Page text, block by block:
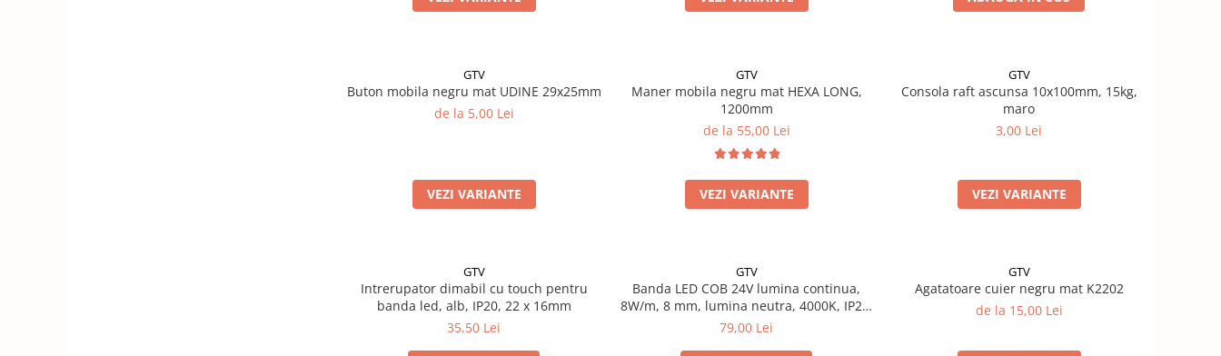
GTV
Buton mobila negru mat UDINE 29x25mm
de la 5,00 Lei
VEZI VARIANTE
GTV
Maner mobila negru mat HEXA LONG,
1200mm
de la 55,00 Lei
VEZI VARIANTE
GTV
Consola raft ascunsa 10x100mm, 15kg,
maro
3,00 Lei
VEZI VARIANTE
GTV
Intrerupator dimabil cu touch pentru
banda led, alb, IP20, 22 x 16mm
35,50 Lei
GTV
Banda LED COB 24V lumina continua,
8W/m, 8 mm, lumina neutra, 4000K, IP20,
5m
79,00 Lei
GTV
Agatatoare cuier negru mat K2202
de la 15,00 Lei